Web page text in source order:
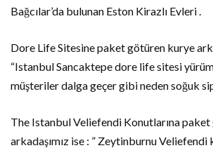
Bağcılar’da bulunan Eston Kirazlı Evleri .
Dore Life Sitesine paket götüren kurye
“Istanbul Sancaktepe dore life sitesi
müşteriler dalga geçer gibi neden soğuk
The Istanbul Veliefendi Konutlarına
arkadaşımız ise : ” Zeytinburnu Veliefendi